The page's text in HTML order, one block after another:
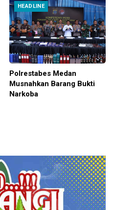
HEADLINE
Polrestabes Medan
Musnahkan Barang Bukti
Narkoba